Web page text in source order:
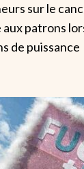
sur le
aux patrons
de puissance